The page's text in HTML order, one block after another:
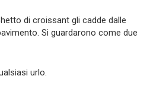
di croissant gli cadde dalle
Si guardarono come due
urlo.